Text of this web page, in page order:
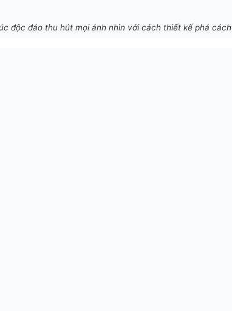
độc đáo thu hút mọi ánh nhìn với cách thiết kế phá cách